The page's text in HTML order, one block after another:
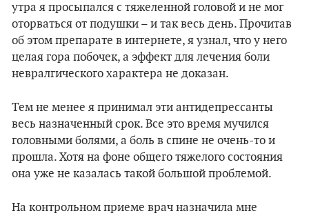
утра я просыпался с тяжеленной головой и не мог
оторваться от подушки – и так весь день. Прочитав
об этом препарате в интернете, я узнал, что у него
целая гора побочек, а эффект для лечения боли
невралгического характера не доказан.
Тем не менее я принимал эти антидепрессанты
весь назначенный срок. Все это время мучился
головными болями, а боль в спине не очень-то и
прошла. Хотя на фоне общего тяжелого состояния
она уже не казалась такой большой проблемой.
На контрольном приеме врач назначила мне